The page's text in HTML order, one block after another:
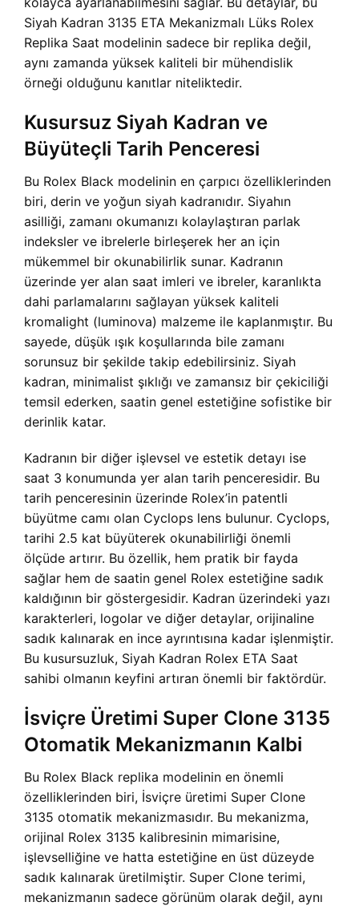
Siyah Kadran 3135 ETA Mekanizmalı Lüks Rolex
Replika Saat modelinin sadece bir replika değil,
aynı zamanda yüksek kaliteli bir mühendislik
örneği olduğunu kanıtlar niteliktedir.
Kusursuz Siyah Kadran ve
Büyüteçli Tarih Penceresi
Bu Rolex Black modelinin en çarpıcı özelliklerinden
biri, derin ve yoğun siyah kadranıdır. Siyahın
asilliği, zamanı okumanızı kolaylaştıran parlak
indeksler ve ibrelerle birleşerek her an için
mükemmel bir okunabilirlik sunar. Kadranın
üzerinde yer alan saat imleri ve ibreler, karanlıkta
dahi parlamalarını sağlayan yüksek kaliteli
kromalight (luminova) malzeme ile kaplanmıştır. Bu
sayede, düşük ışık koşullarında bile zamanı
sorunsuz bir şekilde takip edebilirsiniz. Siyah
kadran, minimalist şıklığı ve zamansız bir çekiciliği
temsil ederken, saatin genel estetiğine sofistike bir
derinlik katar.
Kadranın bir diğer işlevsel ve estetik detayı ise
saat 3 konumunda yer alan tarih penceresidir. Bu
tarih penceresinin üzerinde Rolex’in patentli
büyütme camı olan Cyclops lens bulunur. Cyclops,
tarihi 2.5 kat büyüterek okunabilirliği önemli
ölçüde artırır. Bu özellik, hem pratik bir fayda
sağlar hem de saatin genel Rolex estetiğine sadık
kaldığının bir göstergesidir. Kadran üzerindeki yazı
karakterleri, logolar ve diğer detaylar, orijinaline
sadık kalınarak en ince ayrıntısına kadar işlenmiştir.
Bu kusursuzluk, Siyah Kadran Rolex ETA Saat
sahibi olmanın keyfini artıran önemli bir faktördür.
İsviçre Üretimi Super Clone 3135
Otomatik Mekanizmanın Kalbi
Bu Rolex Black replika modelinin en önemli
özelliklerinden biri, İsviçre üretimi Super Clone
3135 otomatik mekanizmasıdır. Bu mekanizma,
orijinal Rolex 3135 kalibresinin mimarisine,
işlevselliğine ve hatta estetiğine en üst düzeyde
sadık kalınarak üretilmiştir. Super Clone terimi,
mekanizmanın sadece görünüm olarak değil, aynı